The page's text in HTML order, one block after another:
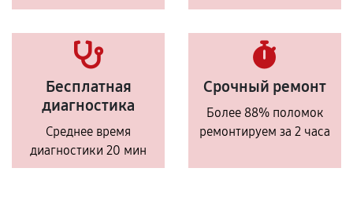
Бесплатная
диагностика
Среднее время
диагностики 20 мин
Срочный ремонт
Более 88% поломок
ремонтируем за 2 часа